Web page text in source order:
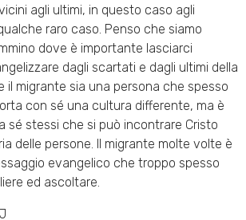
agli ultimi, in questo caso agli
raro caso. Penso che siamo
dove è importante lasciarci
dagli scartati e dagli ultimi della
il migrante sia una persona che spesso
con sé una cultura differente, ma è
sé stessi che si può incontrare Cristo
delle persone. Il migrante molte volte è
evangelico che troppo spesso
ed ascoltare.